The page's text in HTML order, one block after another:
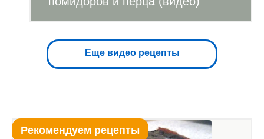
Еще видео рецепты
Рекомендуем рецепты